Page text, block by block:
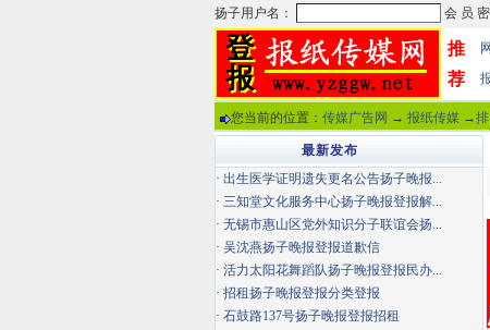
推
荐
您当前的位置： 传媒广告网 → 报纸传媒 →
最新发布
· 出生医学证明遗失更名公告扬子晚报...
· 三知堂文化服务中心扬子晚报登报解...
· 无锡市惠山区党外知识分子联谊会扬...
· 吴沈燕扬子晚报登报道歉信
· 活力太阳花舞蹈队扬子晚报登报民办...
· 招租扬子晚报登报分类登报
· 石鼓路137号扬子晚报登报招租